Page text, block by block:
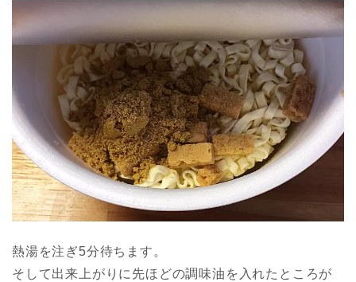
熱湯を注ぎ5分待ちます。
そして出来上がりに先ほどの調味油を入れたところが